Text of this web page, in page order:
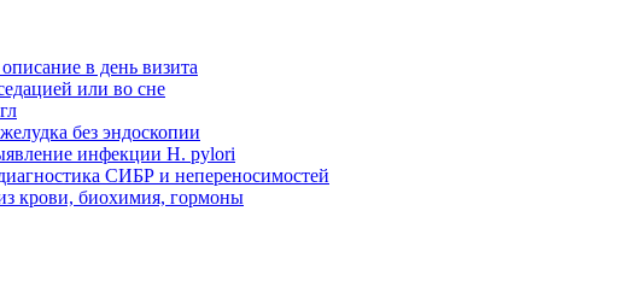
в день визита
или во сне
без эндоскопии
инфекции H. pylori
СИБР и непереносимостей
крови, биохимия, гормоны